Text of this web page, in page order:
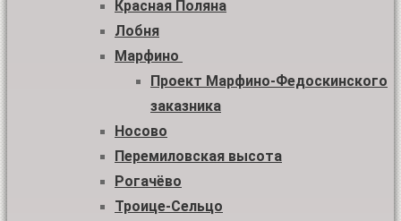
Красная Поляна
Лобня
Марфино
Проект Марфино-Федоскинского
заказника
Носово
Перемиловская высота
Рогачёво
Троице-Сельцо